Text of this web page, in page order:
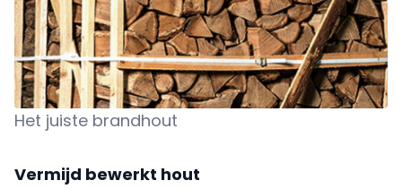
Het juiste brandhout
Vermijd bewerkt hout